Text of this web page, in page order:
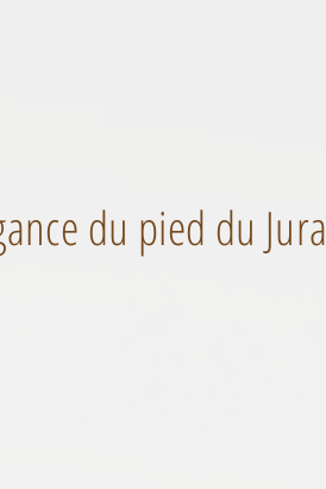
du pied du Jura